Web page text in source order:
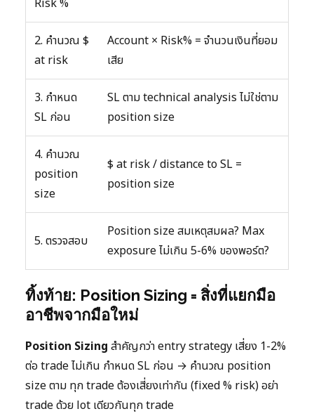
Risk %
2. คำนวณ $
at risk
Account × Risk% = จำนวนเงินที่ยอม
เสีย
3. กำหนด
SL ก่อน
SL ตาม technical analysis ไม่ใช่ตาม
position size
4. คำนวณ
position
size
$ at risk / distance to SL =
position size
5. ตรวจสอบ
Position size สมเหตุสมผล? Max
exposure ไม่เกิน 5-6% ของพอร์ต?
ทิ้งท้าย: Position Sizing = สิ่งที่แยกมือ
อาชีพจากมือใหม่
Position Sizing สำคัญกว่า entry strategy เสี่ยง 1-2%
ต่อ trade ไม่เกิน กำหนด SL ก่อน → คำนวณ position
size ตาม ทุก trade ต้องเสี่ยงเท่ากัน (fixed % risk) อย่า
trade ด้วย lot เดียวกันทุก trade